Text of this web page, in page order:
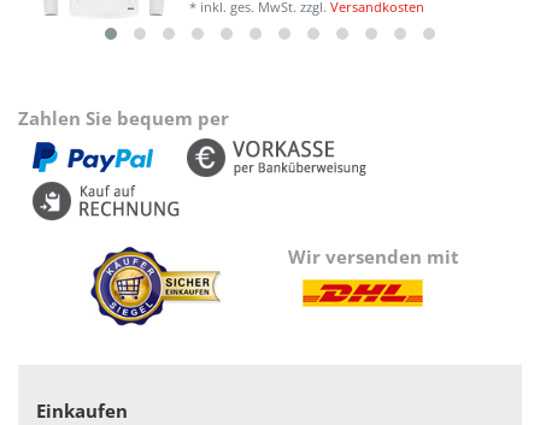
* inkl. ges. MwSt. zzgl.Versandkosten
Zahlen Sie bequem per
Wir versenden mit
Einkaufen